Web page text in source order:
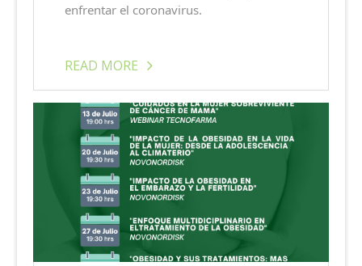
enfrentar el coronavirus.
READ MORE